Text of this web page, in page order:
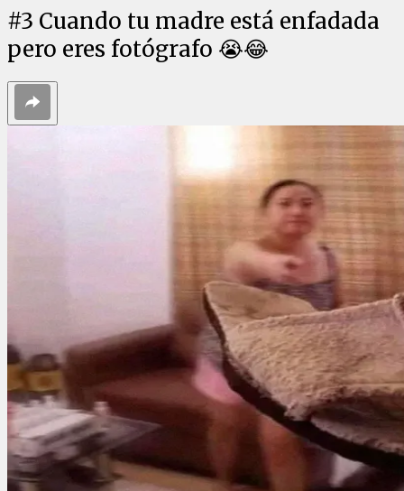
#3 Cuando tu madre está enfadada
pero eres fotógrafo 😭😂